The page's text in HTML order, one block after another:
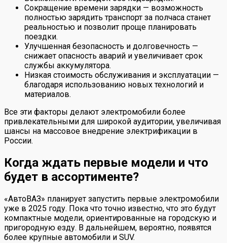
Сокращение времени зарядки — возможность
полностью зарядить транспорт за полчаса станет
реальностью и позволит проще планировать
поездки.
Улучшенная безопасность и долговечность —
снижает опасность аварий и увеличивает срок
службы аккумулятора.
Низкая стоимость обслуживания и эксплуатации —
благодаря использованию новых технологий и
материалов.
Все эти факторы делают электромобили более
привлекательными для широкой аудитории, увеличивая
шансы на массовое внедрение электрификации в
России.
Когда ждать первые модели и что
будет в ассортименте?
«АвтоВАЗ» планирует запустить первые электромобили
уже в 2025 году. Пока что точно известно, что это будут
компактные модели, ориентированные на городскую и
пригородную езду. В дальнейшем, вероятно, появятся
более крупные автомобили и SUV.